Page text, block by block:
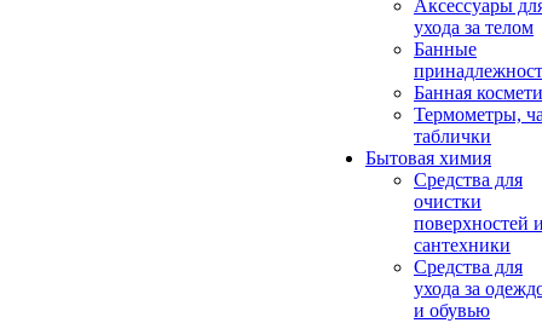
Аксеcсуары
ухода за телом
Банные
Банная
Термометры,
таблички
Бытовая химия
Средства для
очистки
поверхностей
сантехники
Средства для
ухода за
и обувью